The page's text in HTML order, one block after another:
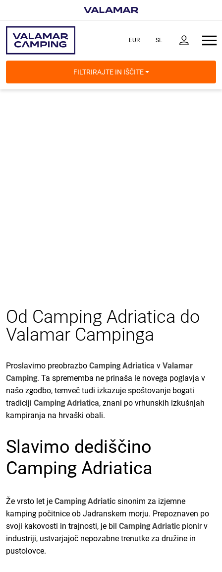
FILTRIRAJTE IN IŠČITE
Od Camping Adriatica do
Valamar Campinga
Proslavimo preobrazbo Camping Adriatica v Valamar
Camping. Ta sprememba ne prinaša le novega poglavja v
našo zgodbo, temveč tudi izkazuje spoštovanje bogati
tradiciji Camping Adriatica, znani po vrhunskih izkušnjah
kampiranja na hrvaški obali.
Slavimo dediščino
Camping Adriatica
Že vrsto let je Camping Adriatic sinonim za izjemne
kamping počitnice ob Jadranskem morju. Prepoznaven po
svoji kakovosti in trajnosti, je bil Camping Adriatic pionir v
industriji, ustvarjajoč nepozabne trenutke za družine in
pustolovce.